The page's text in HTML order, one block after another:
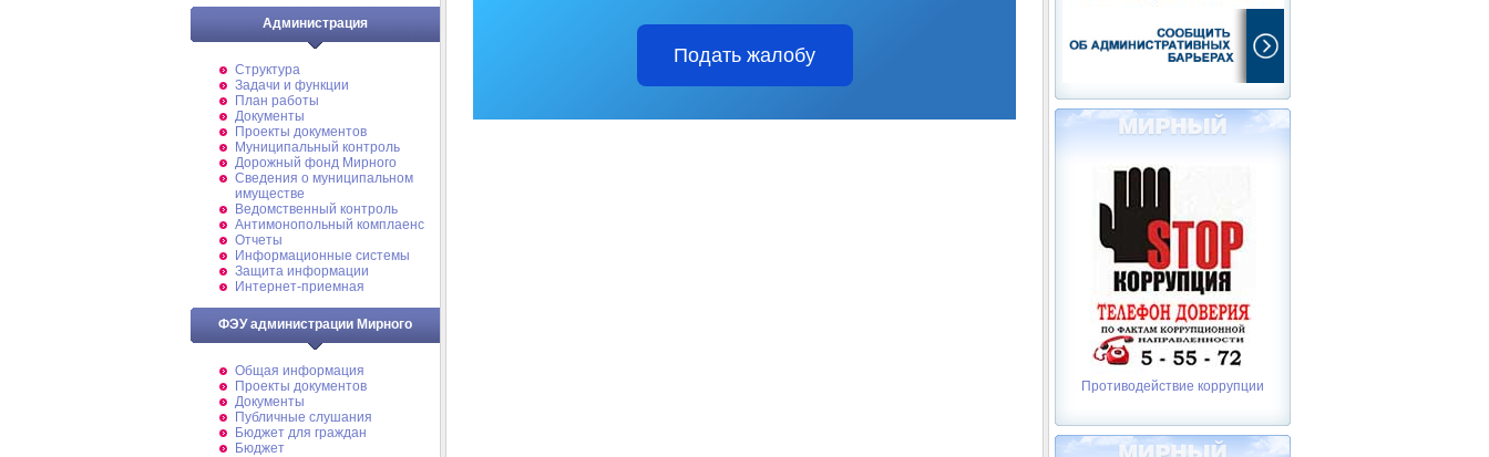
Администрация
Структура
Задачи и функции
План работы
Документы
Проекты документов
Муниципальный контроль
Дорожный фонд Мирного
Cведения о муниципальном
имуществе
Ведомственный контроль
Антимонопольный комплаенс
Отчеты
Информационные системы
Защита информации
Интернет-приемная
ФЭУ администрации Мирного
Общая информация
Проекты документов
Документы
Публичные слушания
Бюджет для граждан
Бюджет
Подать жалобу
Противодействие коррупции